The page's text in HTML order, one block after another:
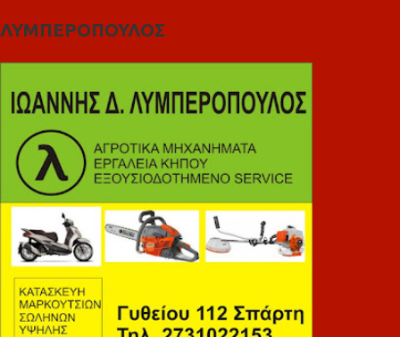
ΛΥΜΠΕΡΟΠΟΥΛΟΣ